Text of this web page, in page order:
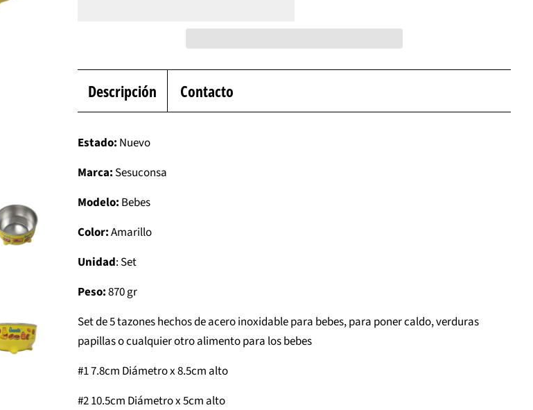
Descripción Contacto
Estado: Nuevo
Marca: Sesuconsa
Modelo: Bebes
Color:Amarillo
Unidad: Set
Peso:870 gr
Set de 5 tazones hechos de acero inoxidable para bebes, para poner caldo, verduras
papillas o cualquier otro alimento para los bebes
#1 7.8cm Diámetro x 8.5cm alto
#2 10.5cm Diámetro x 5cm alto